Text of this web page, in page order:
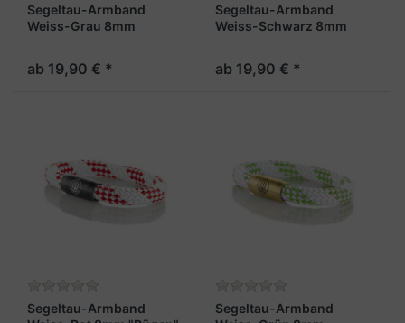
Segeltau-Armband
Weiss-Grau 8mm
ab 19,90 € *
Segeltau-Armband
Weiss-Schwarz 8mm
ab 19,90 € *
Segeltau-Armband
Segeltau-Armband